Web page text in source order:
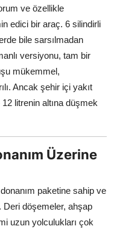
ve özellikle
edici bir araç. 6 silindirli
bile sarsılmadan
versiyonu, tam bir
mükemmel,
Ancak şehir içi yakıt
litrenin altına düşmek
Üzerine
paketine sahip ve
döşemeler, ahşap
uzun yolculukları çok